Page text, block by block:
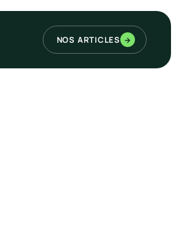
NOS ARTICLES →